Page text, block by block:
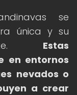
se
única y su
Estas
en entornos
nevados o
a crear